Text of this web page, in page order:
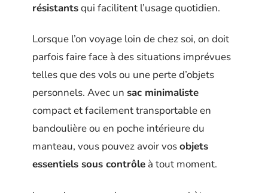
résistantsqui facilitent l’usage quotidien.
Lorsque l’on voyage loin de chez soi, on doit
parfois faire face à des situations imprévues
telles que des vols ou une perte d’objets
personnels. Avec un sac minimaliste
compact et facilement transportable en
bandoulière ou en poche intérieure du
manteau, vous pouvez avoir vosobjets
essentiels sous contrôle à tout moment.